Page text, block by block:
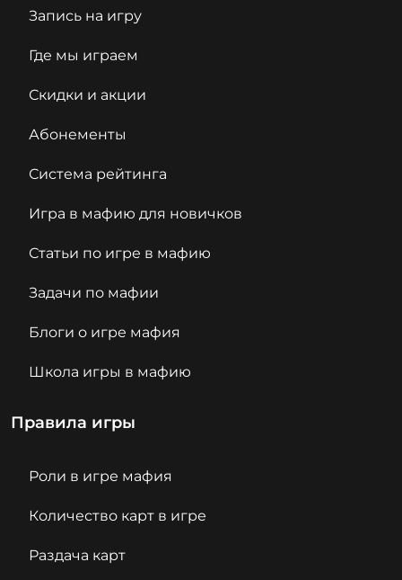
Запись на игру
Где мы играем
Скидки и акции
Абонементы
Система рейтинга
Игра в мафию для новичков
Статьи по игре в мафию
Задачи по мафии
Блоги о игре мафия
Школа игры в мафию
Правила игры
Роли в игре мафия
Количество карт в игре
Раздача карт